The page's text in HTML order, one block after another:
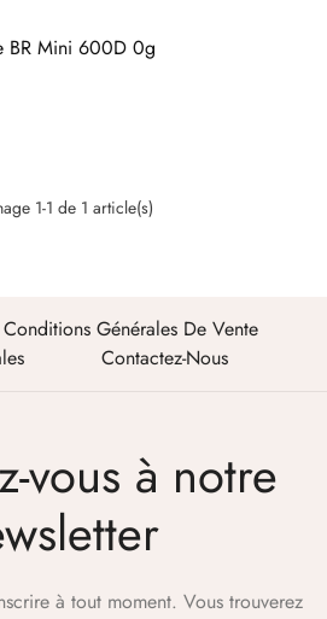
BR Mini 600D 0g
1-1 de 1 article(s)
Conditions Générales De Vente
Contactez-Nous
vous à notre
à tout moment. Vous trouverez